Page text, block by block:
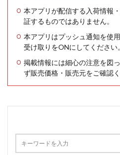
本アプリが配信する入荷情報
証するものではありません。
本アプリはプッシュ通知を使
受け取りをONにしてください。
掲載情報には細心の注意を図
ず販売価格・販売元をご確認く